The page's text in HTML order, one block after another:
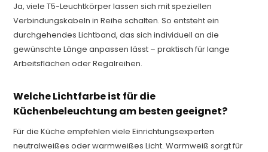
Ja, viele T5-Leuchtkörper lassen sich mit speziellen
Verbindungskabeln in Reihe schalten. So entsteht ein
durchgehendes Lichtband, das sich individuell an die
gewünschte Länge anpassen lässt – praktisch für lange
Arbeitsflächen oder Regalreihen.
Welche Lichtfarbe ist für die
Küchenbeleuchtung am besten geeignet?
Für die Küche empfehlen viele Einrichtungsexperten
neutralweißes oder warmweißes Licht. Warmweiß sorgt für